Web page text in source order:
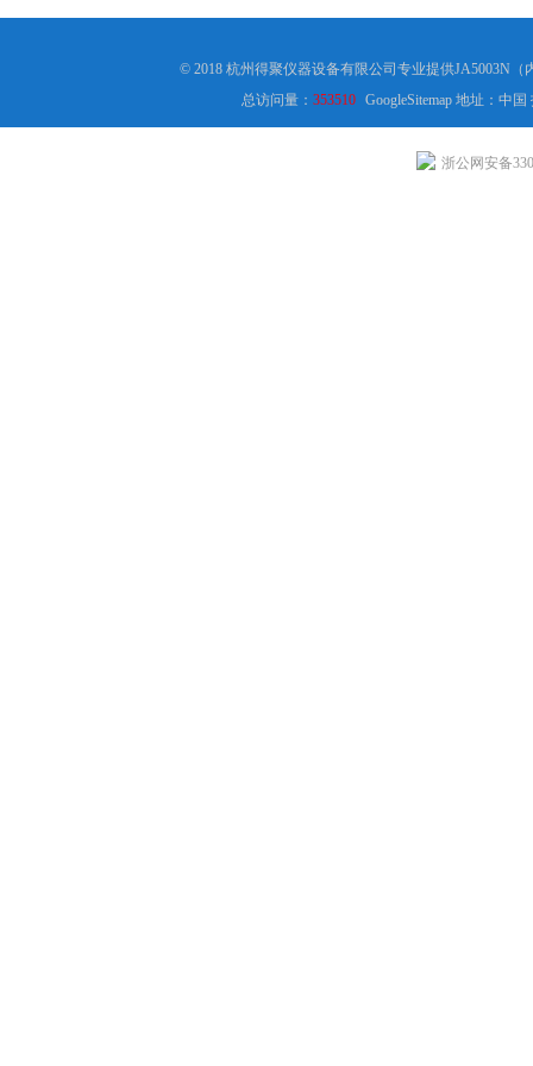
© 2018 杭州得聚仪器设备有限公司专业提供JA5003N
总访问量：353510 GoogleSitemap地址：中国
浙公网安备